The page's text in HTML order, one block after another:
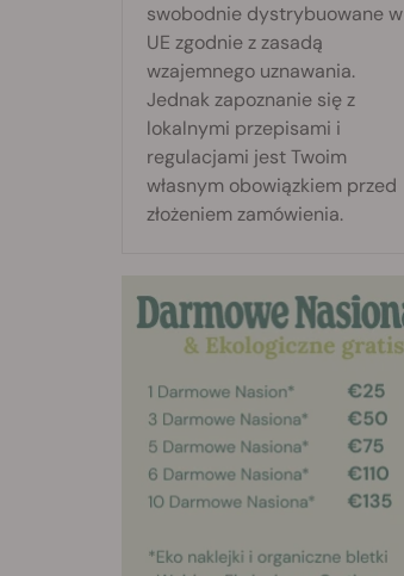
swobodnie dystrybuowane w
UE zgodnie z zasadą
wzajemnego uznawania.
Jednak zapoznanie się z
lokalnymi przepisami i
regulacjami jest Twoim
własnym obowiązkiem przed
złożeniem zamówienia.